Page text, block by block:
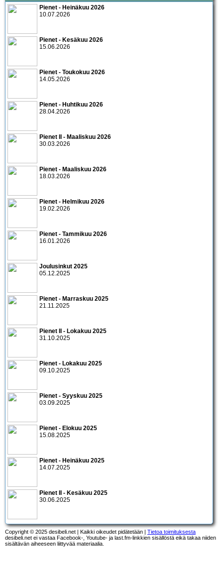
Pienet - Heinäkuu 2026
10.07.2026
Pienet - Kesäkuu 2026
15.06.2026
Pienet - Toukokuu 2026
14.05.2026
Pienet - Huhtikuu 2026
28.04.2026
Pienet II - Maaliskuu 2026
30.03.2026
Pienet - Maaliskuu 2026
18.03.2026
Pienet - Helmikuu 2026
19.02.2026
Pienet - Tammikuu 2026
16.01.2026
Joulusinkut 2025
05.12.2025
Pienet - Marraskuu 2025
21.11.2025
Pienet II - Lokakuu 2025
31.10.2025
Pienet - Lokakuu 2025
09.10.2025
Pienet - Syyskuu 2025
03.09.2025
Pienet - Elokuu 2025
15.08.2025
Pienet - Heinäkuu 2025
14.07.2025
Pienet II - Kesäkuu 2025
30.06.2025
Copyright © 2025 desibeli.net | Kaikki oikeudet pidätetään | Tietoa toimituksesta
desibeli.net ei vastaa Facebook-, Youtube- ja last.fm-linkkien sisällöstä eikä takaa niiden
sisältävän aiheeseen liittyvää materiaalia.